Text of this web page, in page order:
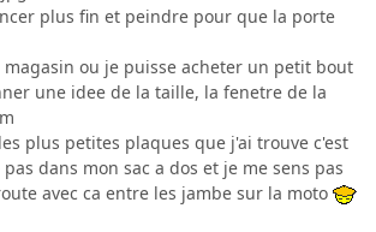
plus fin et peindre pour que la porte
ou je puisse acheter un petit bout
une idee de la taille, la fenetre de la
plus petites plaques que j'ai trouve c'est
dans mon sac a dos et je me sens pas
avec ca entre les jambe sur la moto